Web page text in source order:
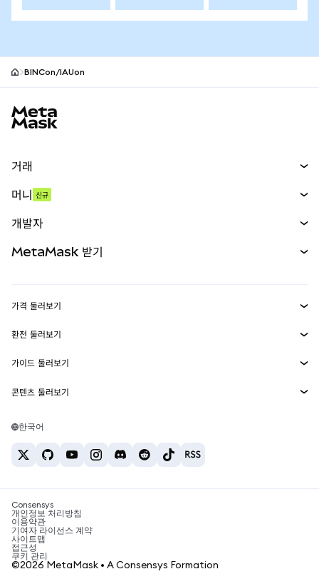
BINCon/IAUon
거래
무기한 선물
실물자산
머니 신규
개발자
MetaMask Connect
Snaps
웹3 서비스
MetaMask 받기
보안
고객 지원
채용
가격 둘러보기
이더리움 가격
솔라나 가격
테더 가격
환전 둘러보기
ETH를 USD로 환전
USDT를 INR로 환전
BTC를 INR로 환전
ETH를 USDT로 환전
가이드 둘러보기
ETH 매수
USDT 매수
SHIB 매수
BNB 매수
콘텐츠 둘러보기
솔라나 지갑
암호화폐 세금 뉴스
암호화폐 매수 방법
비트코인 매도 방법
한국어
Consensys
개인정보 처리방침
이용약관
기여자 라이선스 계약
사이트맵
접근성
쿠키 관리
©2026 MetaMask • A Consensys Formation